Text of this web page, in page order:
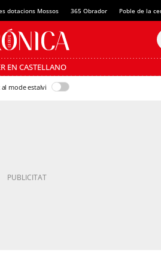
dotacions Mossos 365 Obrador Poble de la
EN CASTELLANO
al mode estalvi